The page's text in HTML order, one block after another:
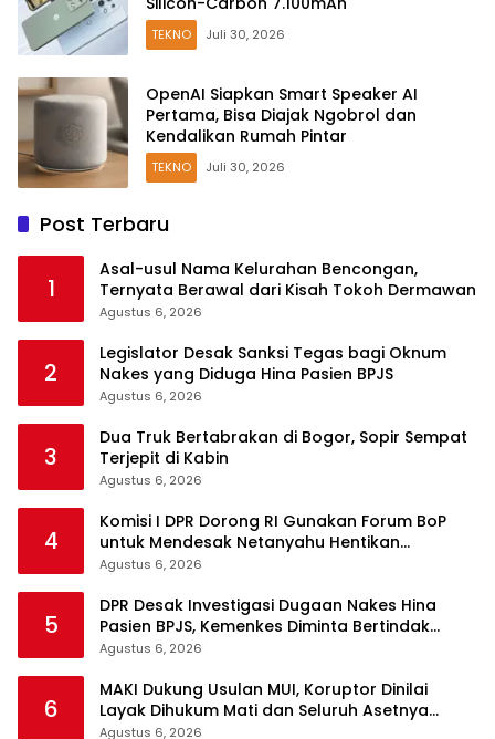
TEKNO Juli 30, 2026
OpenAI Siapkan Smart Speaker AI
Pertama, Bisa Diajak Ngobrol dan
Kendalikan Rumah Pintar
TEKNO Juli 30, 2026
Post Terbaru
1
Asal-usul Nama Kelurahan Bencongan,
Ternyata Berawal dari Kisah Tokoh Dermawan
Agustus 6, 2026
2
Legislator Desak Sanksi Tegas bagi Oknum
Nakes yang Diduga Hina Pasien BPJS
Agustus 6, 2026
3
Dua Truk Bertabrakan di Bogor, Sopir Sempat
Terjepit di Kabin
Agustus 6, 2026
4
Komisi I DPR Dorong RI Gunakan Forum BoP
untuk Mendesak Netanyahu Hentikan
Serangan ke Gaza
Agustus 6, 2026
5
DPR Desak Investigasi Dugaan Nakes Hina
Pasien BPJS, Kemenkes Diminta Bertindak
Tegas
Agustus 6, 2026
6
MAKI Dukung Usulan MUI, Koruptor Dinilai
Layak Dihukum Mati dan Seluruh Asetnya
Dirampas
Agustus 6, 2026